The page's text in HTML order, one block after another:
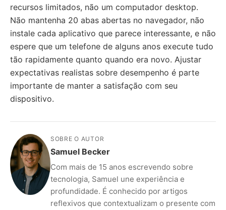
recursos limitados, não um computador desktop.
Não mantenha 20 abas abertas no navegador, não
instale cada aplicativo que parece interessante, e não
espere que um telefone de alguns anos execute tudo
tão rapidamente quanto quando era novo. Ajustar
expectativas realistas sobre desempenho é parte
importante de manter a satisfação com seu
dispositivo.
SOBRE O AUTOR
Samuel Becker
Com mais de 15 anos escrevendo sobre
tecnologia, Samuel une experiência e
profundidade. É conhecido por artigos
reflexivos que contextualizam o presente com